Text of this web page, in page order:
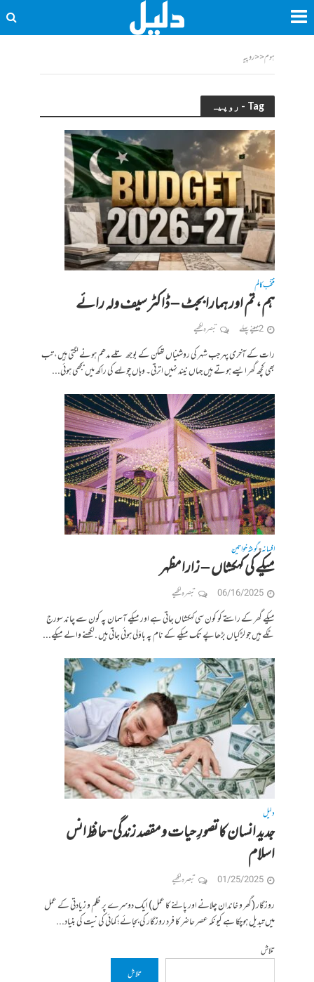
ہوم<<روپیہ
Tag - روپیہ
منتخب کالم
ہم، تم اور ہمارا بجٹ – ڈاکٹر سیف ولہ رائے
2 مہینے پہلے تبصرہ لکھیے
رات کے آخری پہر جب شہر کی روشنیاں تھکن کے بوجھ تلے مدھم ہونے لگتی ہیں، تب
بھی کچھ گھر ایسے ہوتے ہیں جہاں نیند نہیں اترتی۔ وہاں چولہے کی راکھ میں بجھی ہوئی...
افسانہ•گوشہ خواتین
میکے کی کہکشاں – زارا مظہر
06/16/2025 تبصرہ لکھیے
میکے گھر کے راستے کو کون سی کہکشاں جاتی ہے اور میکے آسمان پہ کون سے چاند سورج
ٹکے ہیں جو لڑکیاں بڑھاپے تک میکے کے نام پہ باؤلی ہوئی جاتی ہیں .لکھنے والے میکے...
دلیل
جدید انسان کا تصورِ حیات و مقصد زندگی- حافظ انس
اسلام
01/25/2025 تبصرہ لکھیے
روزگار (گھر و خاندان چلانے اور پالنے کا عمل) ایک دوسرے پر ظلم و زیادتی کے عمل
میں تبدیل ہوچکا ہے کیونکہ عصر حاضر کا فرد روزگار کی بجائے ؛ کمائی کی نیت کی بنیاد...
تلاش
تلاش